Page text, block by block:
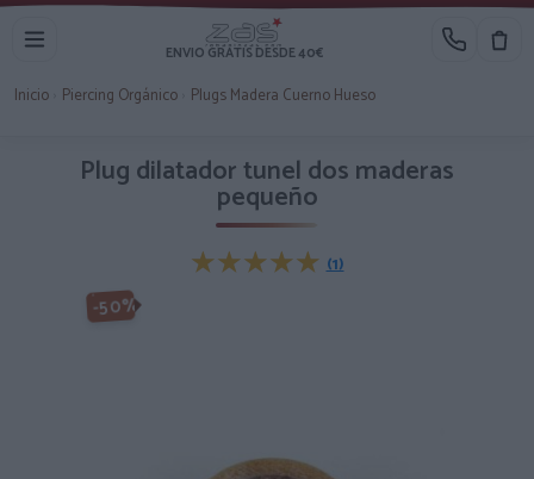
ENVIO GRATIS DESDE 40€
Inicio Piercing Orgánico Plugs Madera Cuerno Hueso
Plug dilatador tunel dos maderas
pequeño
★★★★★
★★★★★ (1)
-50%